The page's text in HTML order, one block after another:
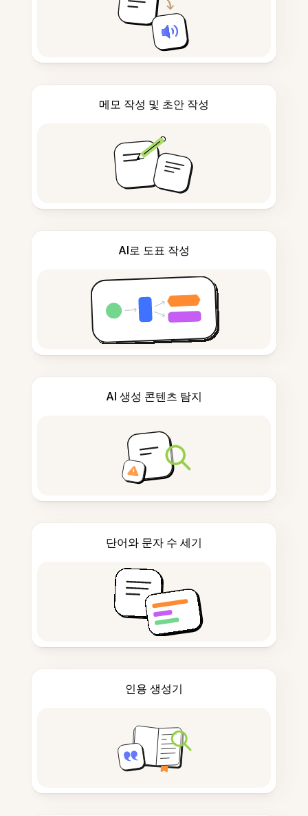
메모 작성 및 초안 작성
AI로 도표 작성
AI 생성 콘텐츠 탐지
단어와 문자 수 세기
인용 생성기